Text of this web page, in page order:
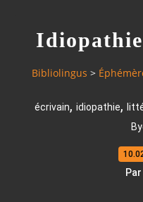
Bibliolingus >
écrivain, idiopathie,